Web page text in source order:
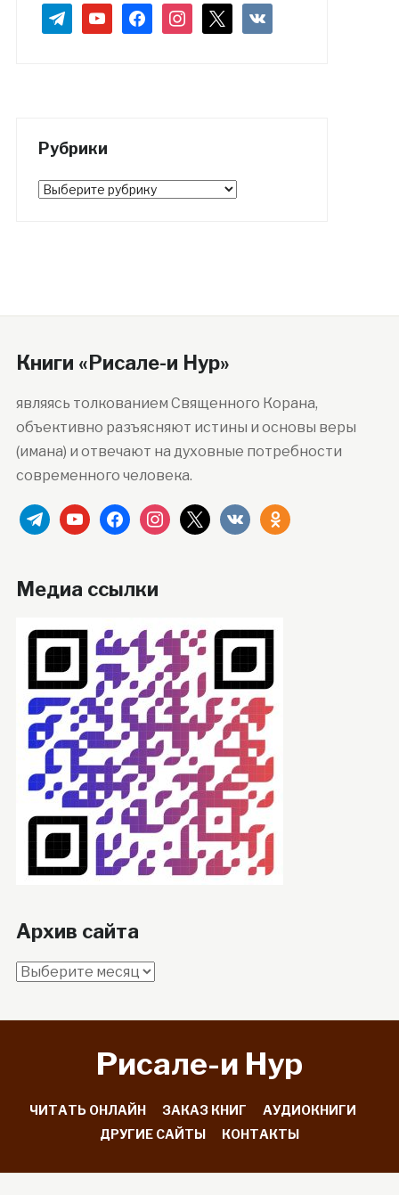
telegramyoutubefacebookinstagram vkontakte
Рубрики
Рубрики
Книги «Рисале-и Нур»
являясь толкованием Священного Корана,
объективно разъясняют истины и основы веры
(имана) и отвечают на духовные потребности
современного человека.
telegramyoutubefacebookinstagram
x vkontakteodnoklassniki
Медиа ссылки
Архив сайта
Архив
Рисале-и Hyp
ЧИТАТЬ ОНЛАЙН ЗАКАЗ КНИГ
АУДИОКНИГИ
ДРУГИЕ САЙТЫ
КОНТАКТЫ